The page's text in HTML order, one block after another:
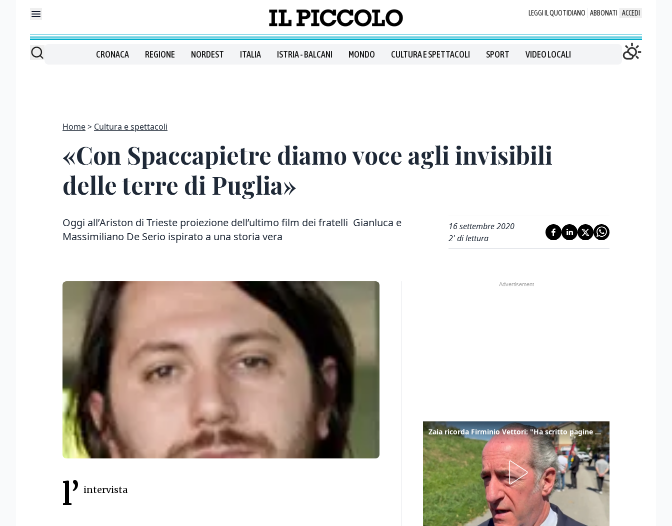
LEGGI IL QUOTIDIANO ABBONATI ACCEDI
CRONACA REGIONE NORDEST ITALIA ISTRIA - BALCANI MONDO CULTURA E SPETTACOLI SPORT VIDEO LOCALI
Home Cultura e spettacoli
«Con Spaccapietre diamo voce agli invisibili
delle terre di Puglia»
Oggi all’Ariston di Trieste proiezione dell’ultimo film dei fratelli Gianluca e
Massimiliano De Serio ispirato a una storia vera
16 settembre 2020
2' di lettura
l’ intervista
Zaia ricorda Firminio Vettori: "Ha scritto pagine di storia del nostro territorio"